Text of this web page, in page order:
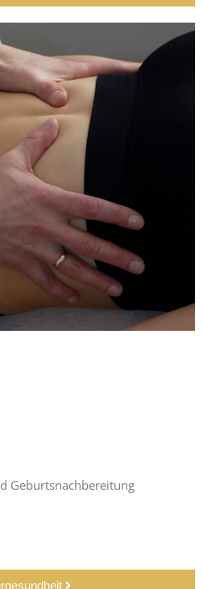
Geburtsnachbereitung